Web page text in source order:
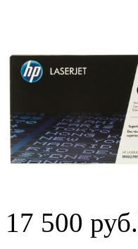
17 500 руб.